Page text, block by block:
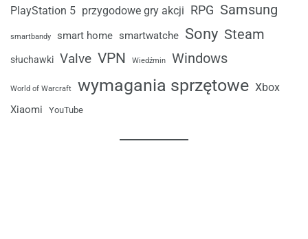
PlayStation 5 przygodowe gry akcji RPG Samsung
smartbandy smart home smartwatche Sony Steam
słuchawki Valve VPN Wiedźmin Windows
World of Warcraft wymagania sprzętowe Xbox
Xiaomi YouTube